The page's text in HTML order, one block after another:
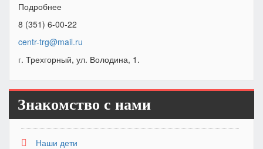
Подробнее
8 (351) 6-00-22
centr-trg@mail.ru
г. Трехгорный, ул. Володина, 1.
Знакомство с нами
Наши дети